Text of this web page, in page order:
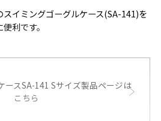
イミングゴーグルケース(SA-141)を
利です。
ースSA-141 Sサイズ製品ページは
こちら